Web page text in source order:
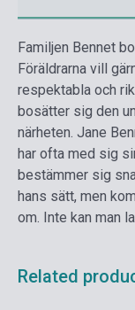
Familjen Bennet
Föräldrarna vill
respektabla och
bosätter sig den
närheten. Jane
har ofta med sig
bestämmer sig
hans sätt, men
om. Inte kan man
Related